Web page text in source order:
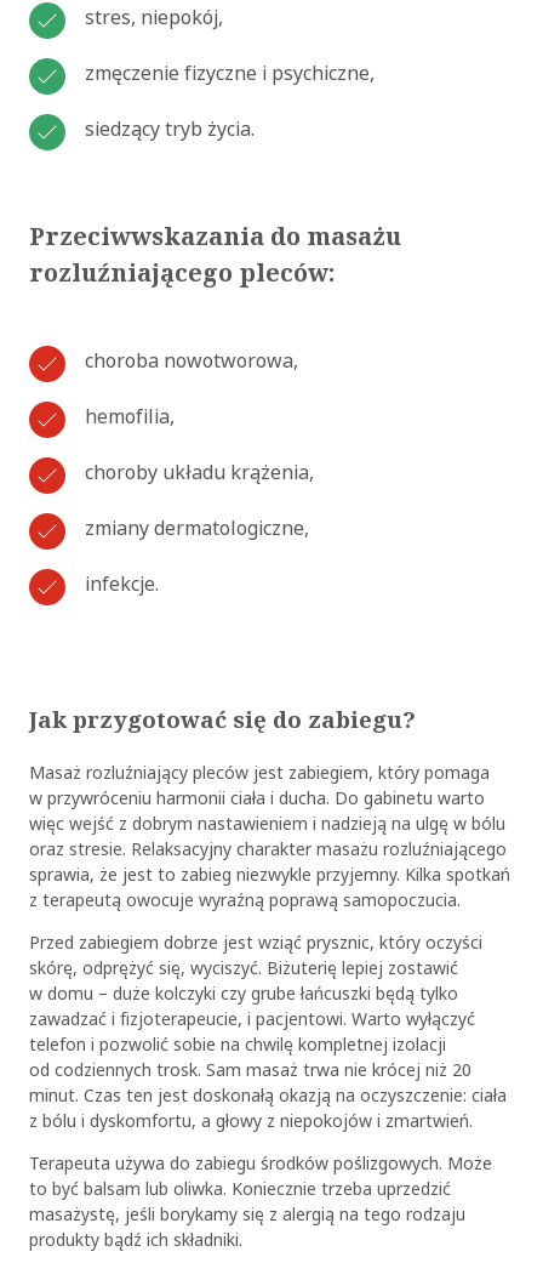
stres, niepokój,
zmęczenie fizyczne i psychiczne,
siedzący tryb życia.
Przeciwwskazania do masażu
rozluźniającego pleców:
choroba nowotworowa,
hemofilia,
choroby układu krążenia,
zmiany dermatologiczne,
infekcje.
Jak przygotować się do zabiegu?
Masaż rozluźniający pleców jest zabiegiem, który pomaga
w przywróceniu harmonii ciała i ducha. Do gabinetu warto
więc wejść z dobrym nastawieniem i nadzieją na ulgę w bólu
oraz stresie. Relaksacyjny charakter masażu rozluźniającego
sprawia, że jest to zabieg niezwykle przyjemny. Kilka spotkań
z terapeutą owocuje wyraźną poprawą samopoczucia.
Przed zabiegiem dobrze jest wziąć prysznic, który oczyści
skórę, odprężyć się, wyciszyć. Biżuterię lepiej zostawić
w domu – duże kolczyki czy grube łańcuszki będą tylko
zawadzać i fizjoterapeucie, i pacjentowi. Warto wyłączyć
telefon i pozwolić sobie na chwilę kompletnej izolacji
od codziennych trosk. Sam masaż trwa nie krócej niż 20
minut. Czas ten jest doskonałą okazją na oczyszczenie: ciała
z bólu i dyskomfortu, a głowy z niepokojów i zmartwień.
Terapeuta używa do zabiegu środków poślizgowych. Może
to być balsam lub oliwka. Koniecznie trzeba uprzedzić
masażystę, jeśli borykamy się z alergią na tego rodzaju
produkty bądź ich składniki.